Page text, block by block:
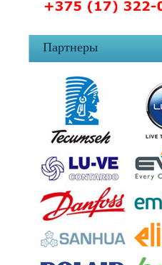
Партнеры